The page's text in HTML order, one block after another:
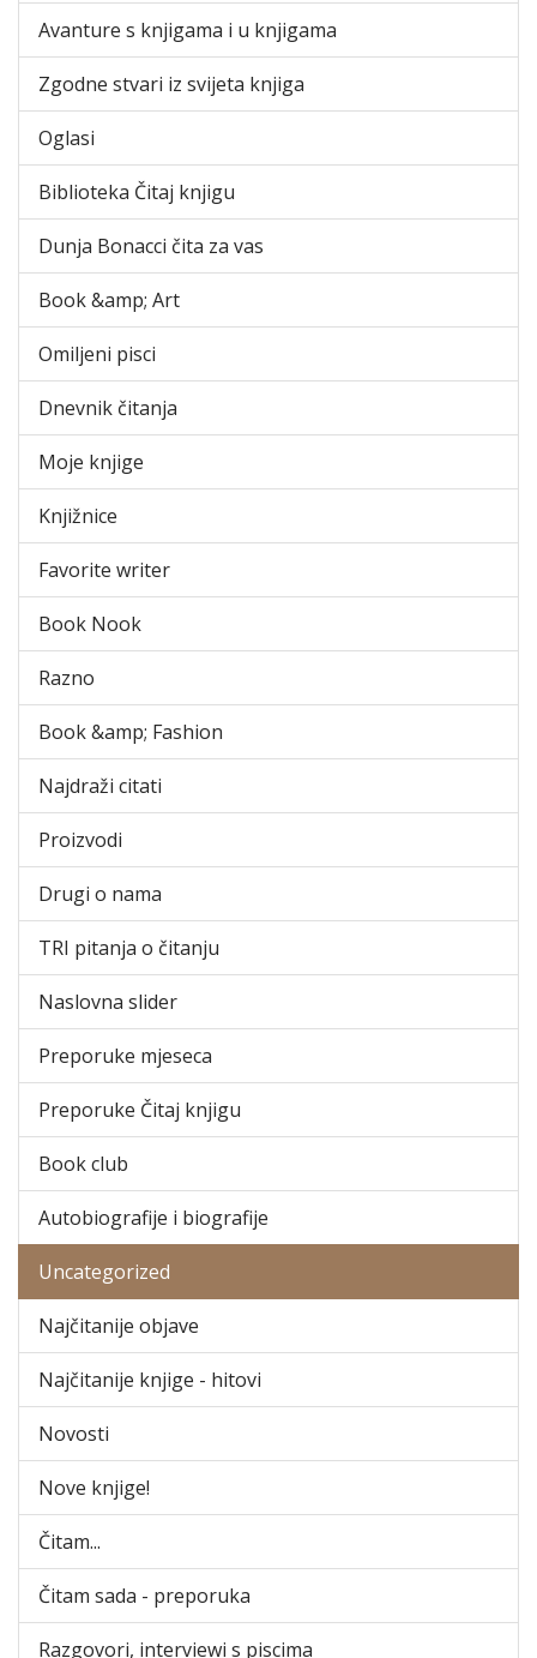
Avanture s knjigama i u knjigama
Zgodne stvari iz svijeta knjiga
Oglasi
Biblioteka Čitaj knjigu
Dunja Bonacci čita za vas
Book &amp; Art
Omiljeni pisci
Dnevnik čitanja
Moje knjige
Knjižnice
Favorite writer
Book Nook
Razno
Book &amp; Fashion
Najdraži citati
Proizvodi
Drugi o nama
TRI pitanja o čitanju
Naslovna slider
Preporuke mjeseca
Preporuke Čitaj knjigu
Book club
Autobiografije i biografije
Uncategorized
Najčitanije objave
Najčitanije knjige - hitovi
Novosti
Nove knjige!
Čitam...
Čitam sada - preporuka
Razgovori, interviewi s piscima